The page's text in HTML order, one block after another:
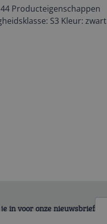
Producteigenschappen
S3 Kleur: zwart
in voor onze nieuwsbrief